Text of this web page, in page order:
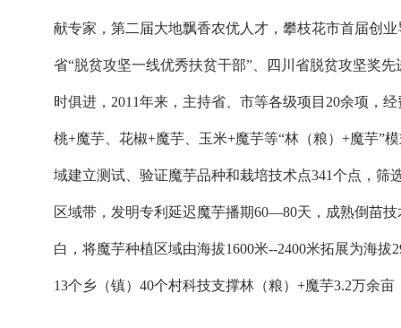
献专家，第二届大地飘香农优人才，攀枝花市首届创
省“脱贫攻坚一线优秀扶贫干部”、四川省脱贫攻坚奖
时俱进，2011年来，主持省、市等各级项目20余项，
桃+魔芋、花椒+魔芋、玉米+魔芋等“林（粮）+魔芋”
域建立测试、验证魔芋品种和栽培技术点341个点，筛
区域带，发明专利延迟魔芋播期60—80天，成熟倒苗
白，将魔芋种植区域由海拔1600米--2400米拓展为海
13个乡（镇）40个村科技支撑林（粮）+魔芋3.2万余